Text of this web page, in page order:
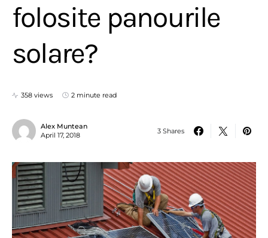
folosite panourile
solare?
358 views 2 minute read
Alex Muntean
April 17, 2018
3 Shares